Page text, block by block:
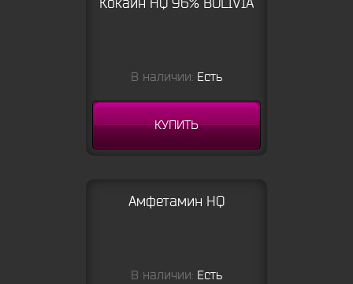
В наличии: Есть
КУПИТЬ
Амфетамин HQ
В наличии: Есть